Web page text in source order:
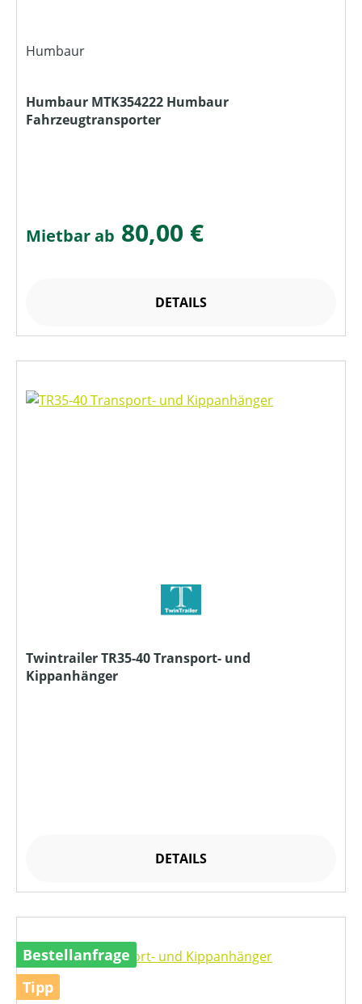
Humbaur
Humbaur MTK354222 Humbaur
Fahrzeugtransporter
Mietbar ab 80,00 €
DETAILS
Twintrailer TR35-40 Transport- und
Kippanhänger
DETAILS
Bestellanfrage
Tipp